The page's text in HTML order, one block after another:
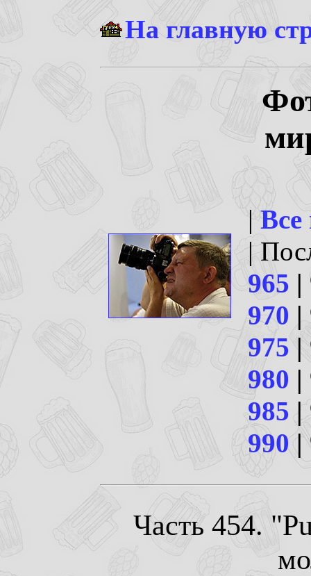
На главную
|
|
965 |
970 |
975|
980 |
985 |
990|
Часть 454.